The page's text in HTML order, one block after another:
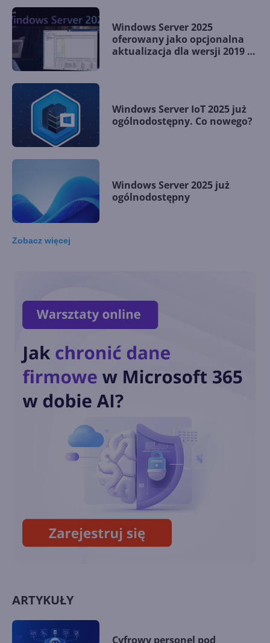
Windows Server 2025
oferowany jako opcjonalna
aktualizacja dla wersji 2019 i
Windows Server IoT 2025 już
ogólnodostępny. Co nowego?
Windows Server 2025 już
ogólnodostępny
Windows Server 2025 i
Microsoft System Center 2025
z premierą tej jesieni
Wyciekł poufny build
Wygląda pięknie!
Wsparcie dla Edge na
Windows Server 2012 i 2012 R2
zostanie przedłużone
Zobacz więcej
ARTYKUŁY
Cyfrowy personel pod